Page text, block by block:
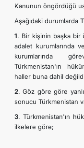
Kanunun öngördüğü
Aşağıdaki durumlarda
1. Bir kişinin başka bir
adalet kurumlarında
kurumlarında
Türkmenistan'ın
haller buna dahil
2. Göz göre göre
sonucu Türkmenistan
3. Türkmenistan'ın
ilkelere göre;